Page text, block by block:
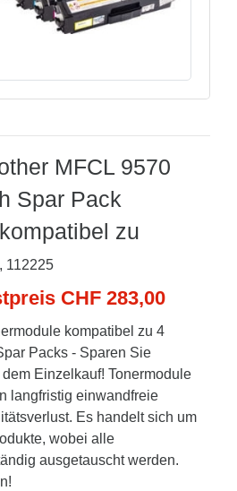
MFCL 9570
Spar Pack
zu
112225
CHF 283,00
kompatibel zu 4
Packs - Sparen Sie
Einzelkauf! Tonermodule
langfristig einwandfreie
Es handelt sich um
wobei alle
ausgetauscht werden.